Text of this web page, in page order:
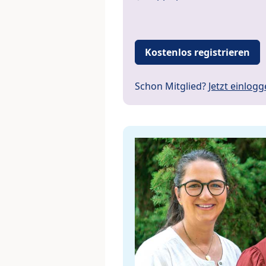
Kostenlos registrieren
Schon Mitglied? Jetzt